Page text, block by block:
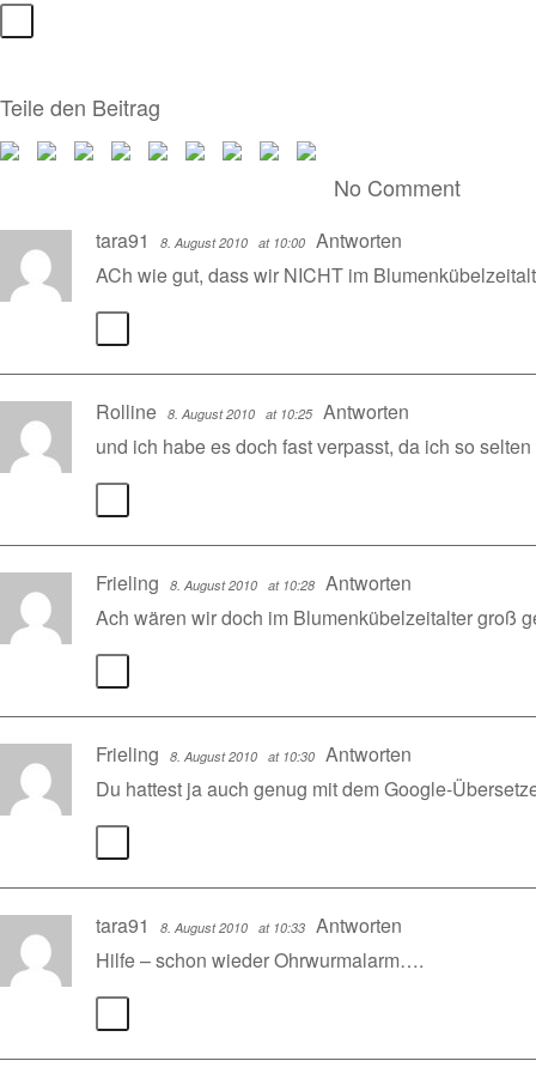
Teile den Beitrag
No Comment
tara91 8. August 2010 at 10:00 Antworten
ACh wie gut, dass wir NICHT im
Rolline 8. August 2010 at 10:25 Antworten
und ich habe es doch fast verpasst, da ich so
Frieling 8. August 2010 at 10:28 Antworten
Ach wären wir doch im Blumenkübelzeitalter groß
Frieling 8. August 2010 at 10:30 Antworten
Du hattest ja auch genug mit dem Google-
tara91 8. August 2010 at 10:33 Antworten
Hilfe – schon wieder Ohrwurmalarm….